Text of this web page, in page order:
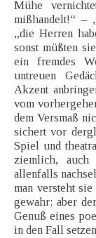
Mühe
mißhandelt!“ –
„die Herren
sonst müßten
ein fremdes
untreuen
Akzent
vom
dem Versmaß
sichert vor
Spiel und
ziemlich,
allenfalls
man versteht
gewahr; aber
Genuß eines
in den Fall